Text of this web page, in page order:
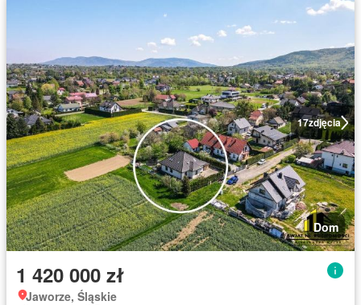
17zdjęcia
Dom
1 420 000 zł
Jaworze, Śląskie